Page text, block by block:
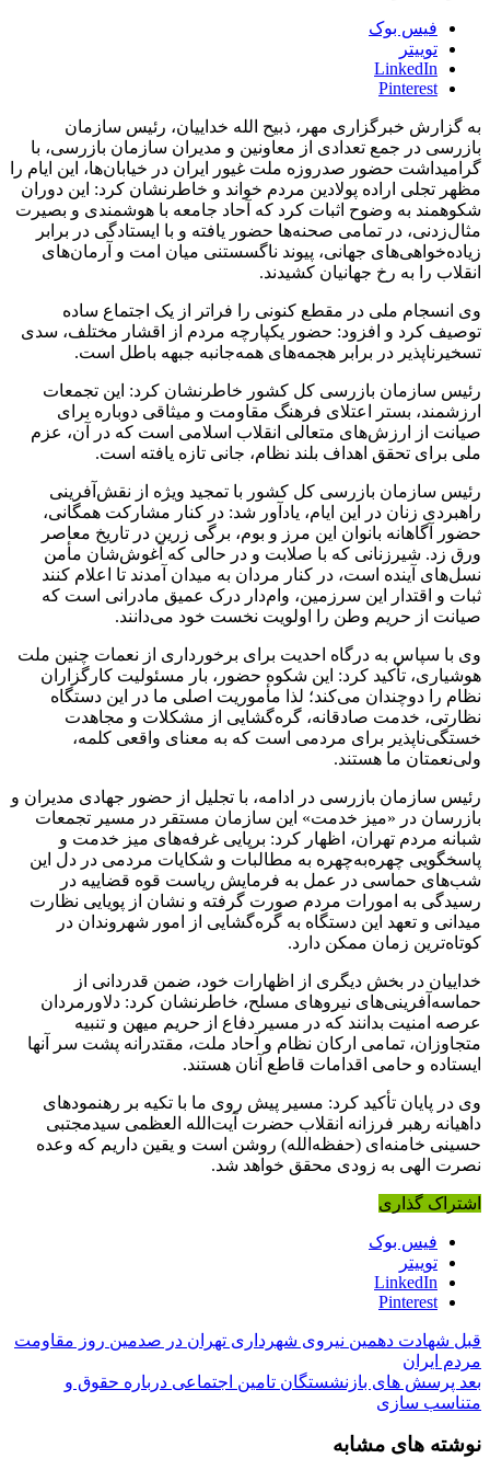
فیس بوک
توییتر
LinkedIn
Pinterest
به گزارش خبرگزاری مهر، ذبیح الله خداییان، رئیس سازمان
بازرسی در جمع تعدادی از معاونین و مدیران سازمان بازرسی، با
گرامیداشت حضور صدروزه ملت غیور ایران در خیابان‌ها، این ایام را
مظهر تجلی اراده پولادین مردم خواند و خاطرنشان کرد: این دوران
شکوهمند به وضوح اثبات کرد که آحاد جامعه با هوشمندی و بصیرت
مثال‌زدنی، در تمامی صحنه‌ها حضور یافته و با ایستادگی در برابر
زیاده‌خواهی‌های جهانی، پیوند ناگسستنی میان امت و آرمان‌های
انقلاب را به رخ جهانیان کشیدند.
وی انسجام ملی در مقطع کنونی را فراتر از یک اجتماع ساده
توصیف کرد و افزود: حضور یکپارچه مردم از اقشار مختلف، سدی
تسخیرناپذیر در برابر هجمه‌های همه‌جانبه جبهه باطل است.
رئیس سازمان بازرسی کل کشور خاطرنشان کرد: این تجمعات
ارزشمند، بستر اعتلای فرهنگ مقاومت و میثاقی دوباره برای
صیانت از ارزش‌های متعالی انقلاب اسلامی است که در آن، عزم
ملی برای تحقق اهداف بلند نظام، جانی تازه یافته است.
رئیس سازمان بازرسی کل کشور با تمجید ویژه از نقش‌آفرینی
راهبردی زنان در این ایام، یادآور شد: در کنار مشارکت همگانی،
حضور آگاهانه بانوان این مرز و بوم، برگی زرین در تاریخ معاصر
ورق زد. شیرزنانی که با صلابت و در حالی که آغوش‌شان مأمن
نسل‌های آینده است، در کنار مردان به میدان آمدند تا اعلام کنند
ثبات و اقتدار این سرزمین، وام‌دار درک عمیق مادرانی است که
صیانت از حریم وطن را اولویت نخست خود می‌دانند.
وی با سپاس به درگاه احدیت برای برخورداری از نعمات چنین ملت
هوشیاری، تأکید کرد: این شکوه حضور، بار مسئولیت کارگزاران
نظام را دوچندان می‌کند؛ لذا مأموریت اصلی ما در این دستگاه
نظارتی، خدمت صادقانه، گره‌گشایی از مشکلات و مجاهدت
خستگی‌ناپذیر برای مردمی است که به معنای واقعی کلمه،
ولی‌نعمتان ما هستند.
رئیس سازمان بازرسی در ادامه، با تجلیل از حضور جهادی مدیران و
بازرسان در «میز خدمت» این سازمان مستقر در مسیر تجمعات
شبانه مردم تهران، اظهار کرد: برپایی غرفه‌های میز خدمت و
پاسخگویی چهره‌به‌چهره به مطالبات و شکایات مردمی در دل این
شب‌های حماسی در عمل به فرمایش ریاست قوه قضاییه در
رسیدگی به امورات مردم صورت گرفته و نشان از پویایی نظارت
میدانی و تعهد این دستگاه به گره‌گشایی از امور شهروندان در
کوتاه‌ترین زمان ممکن دارد.
خداییان در بخش دیگری از اظهارات خود، ضمن قدردانی از
حماسه‌آفرینی‌های نیروهای مسلح، خاطرنشان کرد: دلاورمردان
عرصه امنیت بدانند که در مسیر دفاع از حریم میهن و تنبیه
متجاوزان، تمامی ارکان نظام و آحاد ملت، مقتدرانه پشت سر آنها
ایستاده و حامی اقدامات قاطع آنان هستند.
وی در پایان تأکید کرد: مسیر پیش روی ما با تکیه بر رهنمودهای
داهیانه رهبر فرزانه انقلاب حضرت آیت‌الله العظمی سیدمجتبی
حسینی خامنه‌ای (حفظه‌الله) روشن است و یقین داریم که وعده
نصرت الهی به زودی محقق خواهد شد.
اشتراک گذاری
فیس بوک
توییتر
LinkedIn
Pinterest
قبل شهادت دهمین نیروی شهرداری تهران در صدمین روز مقاومت
مردم ایران
بعد پرسش های بازنشستگان تامین اجتماعی درباره حقوق و
متناسب سازی
نوشته های مشابه